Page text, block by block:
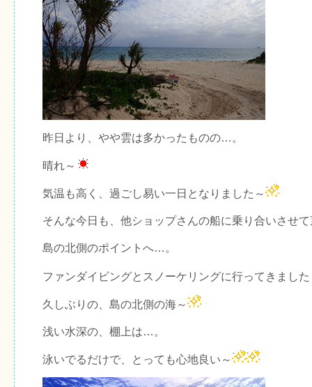
昨日より、やや雲は多かったものの…。
晴れ～
気温も高く、過ごし易い一日となりました～
そんな今日も、他ショップさんの船に乗り合いさせ
島の北側のポイントへ…。
ファンダイビングとスノーケリングに行ってきました
久しぶりの、島の北側の海～
浅い水深の、棚上は…。
泳いでるだけで、とっても心地良い～